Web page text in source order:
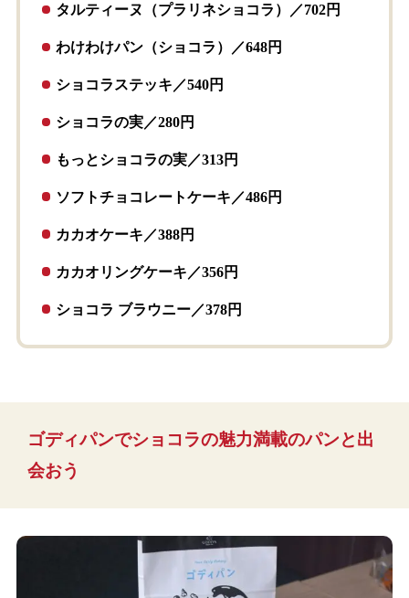
タルティーヌ（プラリネショコラ）／702円
わけわけパン（ショコラ）／648円
ショコラステッキ／540円
ショコラの実／280円
もっとショコラの実／313円
ソフトチョコレートケーキ／486円
カカオケーキ／388円
カカオリングケーキ／356円
ショコラ ブラウニー／378円
ゴディパンでショコラの魅力満載のパンと出
会おう